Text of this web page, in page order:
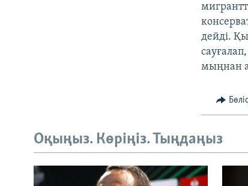
дейді.
мыңнан
Оқыңыз. Көріңіз. Тыңдаңыз